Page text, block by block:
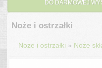
DO DARMOWEJ
Noże i ostrzałki
Noże i ostrzałki » Noże